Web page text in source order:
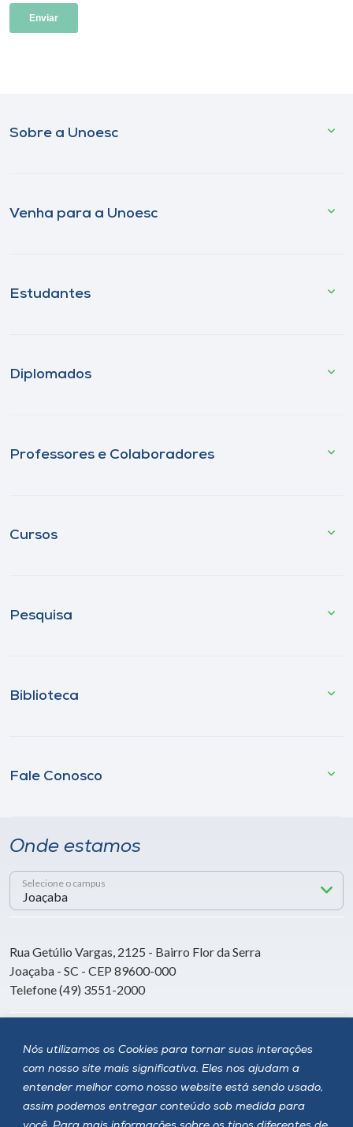
Nós utilizamos os Cookies para tornar suas interações
com nosso site mais significativa. Eles nos ajudam a
entender melhor como nosso website está sendo usado,
assim podemos entregar conteúdo sob medida para
Sobre a Unoesc
Venha para a Unoesc
Estudantes
Diplomados
Professores e Colaboradores
Cursos
Pesquisa
Biblioteca
Fale Conosco
Onde estamos
Selecione o campus
Rua Getúlio Vargas, 2125 - Bairro Flor da Serra
Joaçaba - SC - CEP 89600-000
Telefone (49) 3551-2000
Siga a Unoesc